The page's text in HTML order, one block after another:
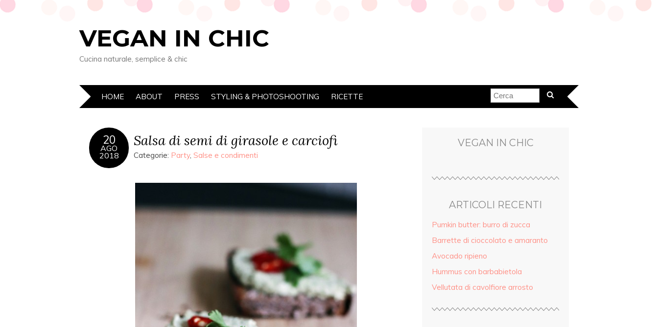
VEGAN IN CHIC
Cucina naturale, semplice & chic
HOME ABOUT PRESS STYLING & PHOTOSHOOTING RICETTE
20
AGO
2018
Salsa di semi di girasole e carciofi
Categorie: Party, Salse e condimenti
VEGAN IN CHIC
ARTICOLI RECENTI
Pumkin butter: burro di zucca
Barrette di cioccolato e amaranto
Avocado ripieno
Hummus con barbabietola
Vellutata di cavolfiore arrosto